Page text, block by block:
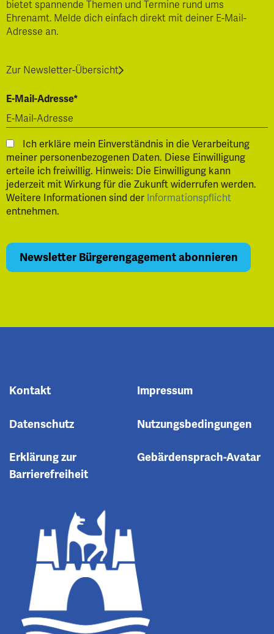
bietet spannende Themen und Termine rund ums
Ehrenamt. Melde dich einfach direkt mit deiner E-Mail-
Adresse an.
Zur Newsletter-Übersicht
E-Mail-Adresse*
Ich erkläre mein Einverständnis in die Verarbeitung
meiner personenbezogenen Daten. Diese Einwilligung
erteile ich freiwillig. Hinweis: Die Einwilligung kann
jederzeit mit Wirkung für die Zukunft widerrufen werden.
Weitere Informationen sind der Informationspflicht
entnehmen.
Kontakt Impressum
Datenschutz Nutzungsbedingungen
Erklärung zur
Barrierefreiheit
Gebärdensprach-Avatar